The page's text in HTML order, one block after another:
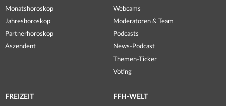
Monatshoroskop
Jahreshoroskop
Partnerhoroskop
Aszendent
Webcams
Moderatoren & Team
Podcasts
News-Podcast
Themen-Ticker
Voting
FREIZEIT FFH-WELT